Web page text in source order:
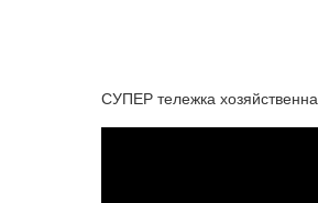
СУПЕР тележка